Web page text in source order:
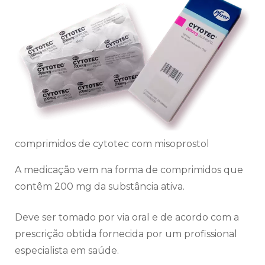
comprimidos de cytotec com misoprostol
A medicação vem na forma de comprimidos que
contêm 200 mg da substância ativa.
Deve ser tomado por via oral e de acordo com a
prescrição obtida fornecida por um profissional
especialista em saúde.